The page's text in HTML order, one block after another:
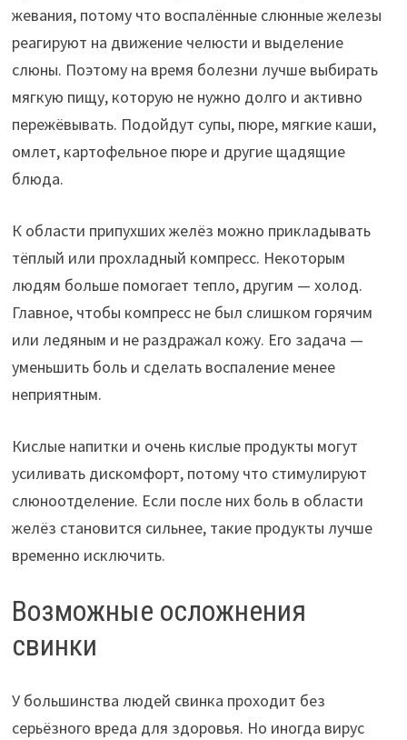
жевания, потому что воспалённые слюнные железы
реагируют на движение челюсти и выделение
слюны. Поэтому на время болезни лучше выбирать
мягкую пищу, которую не нужно долго и активно
пережёвывать. Подойдут супы, пюре, мягкие каши,
омлет, картофельное пюре и другие щадящие
блюда.
К области припухших желёз можно прикладывать
тёплый или прохладный компресс. Некоторым
людям больше помогает тепло, другим — холод.
Главное, чтобы компресс не был слишком горячим
или ледяным и не раздражал кожу. Его задача —
уменьшить боль и сделать воспаление менее
неприятным.
Кислые напитки и очень кислые продукты могут
усиливать дискомфорт, потому что стимулируют
слюноотделение. Если после них боль в области
желёз становится сильнее, такие продукты лучше
временно исключить.
Возможные осложнения
свинки
У большинства людей свинка проходит без
серьёзного вреда для здоровья. Но иногда вирус